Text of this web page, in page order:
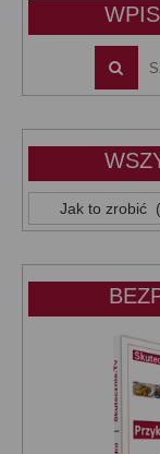
WSZYSTKIE
KATEGORIE: